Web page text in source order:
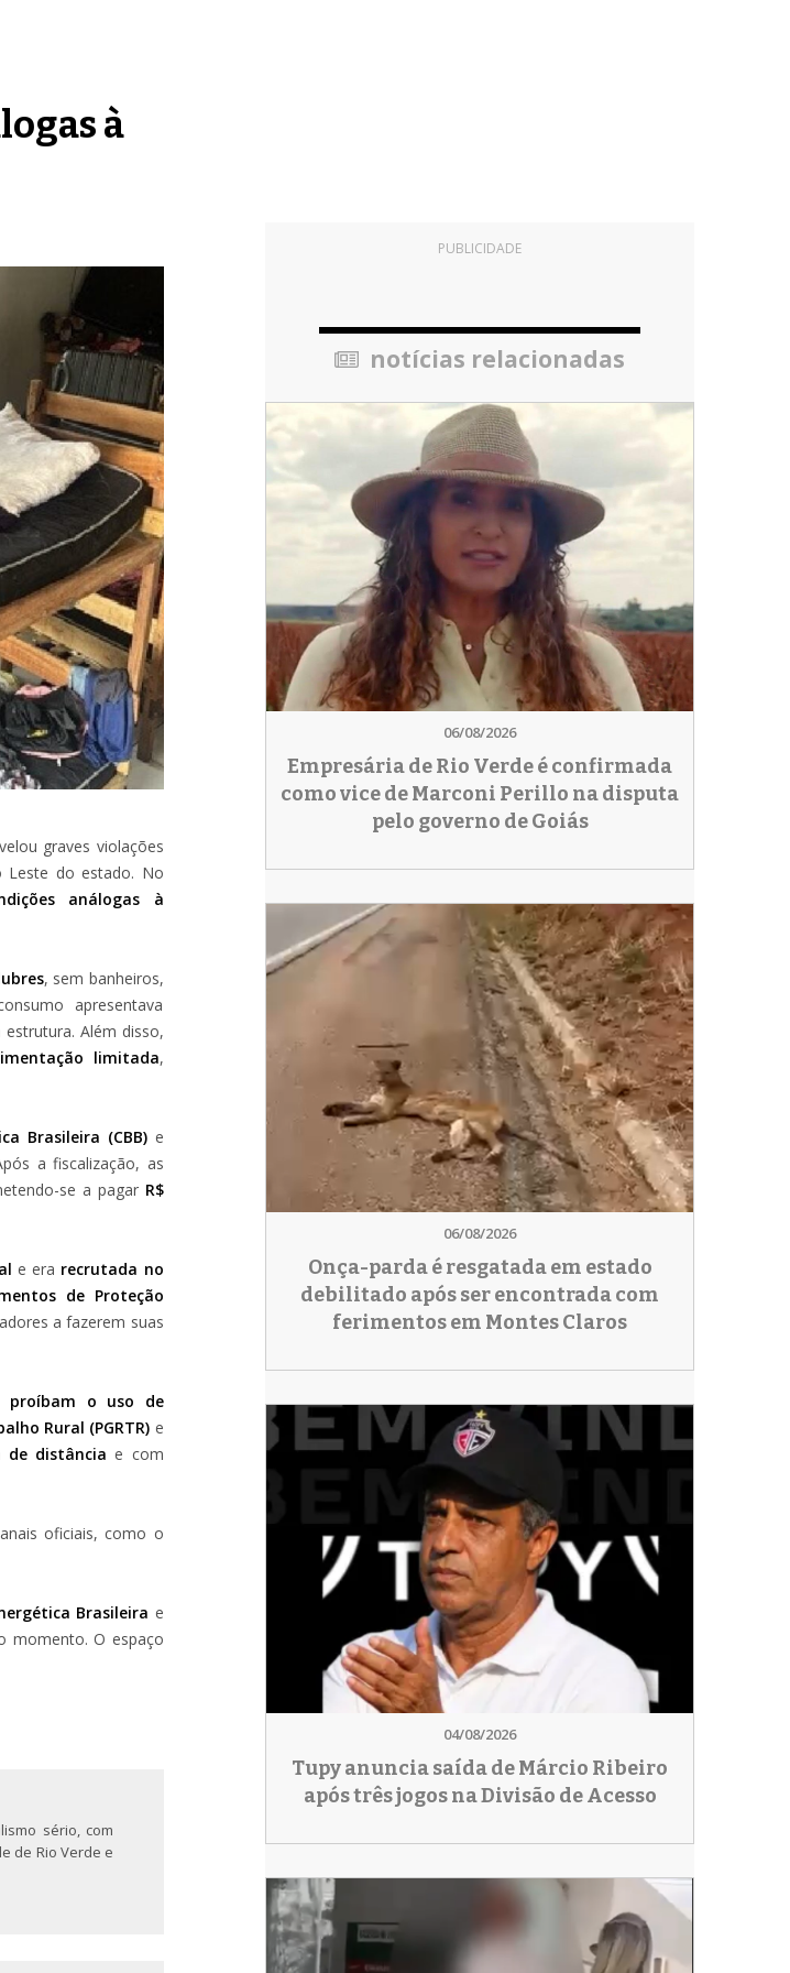
à
graves violações
Leste do estado. No
análogas à
, sem banheiros,
apresentava
Além disso,
limitada,
Brasileira (CBB)e
a fiscalização, as
se a pagar R$
e era recrutada no
de Proteção
a fazerem suas
proíbam o uso de
Rural (PGRTR) e
de distância e com
oficiais, como o
Brasileira e
momento. O espaço
sério, com
de Rio Verde e
PUBLICIDADE
notícias relacionadas
06/08/2026
Empresária de Rio Verde é confirmada
como vice de Marconi Perillo na disputa
pelo governo de Goiás
06/08/2026
Onça-parda é resgatada em estado
debilitado após ser encontrada com
ferimentos em Montes Claros
04/08/2026
Tupy anuncia saída de Márcio Ribeiro
após três jogos na Divisão de Acesso